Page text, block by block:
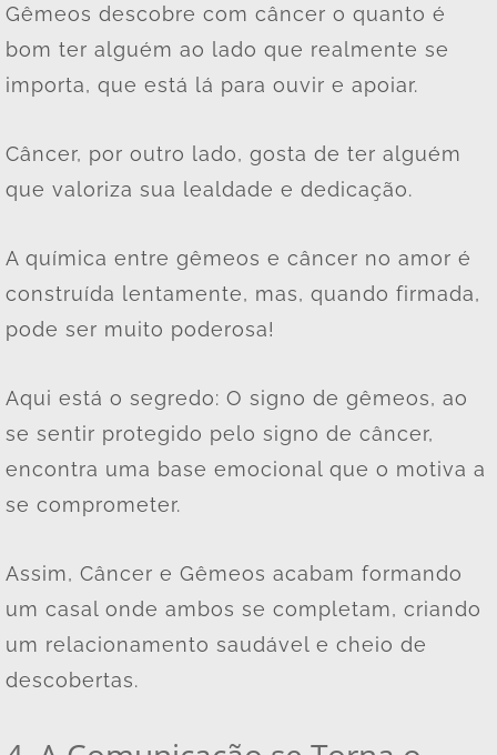
Gêmeos descobre com câncer o quanto é
bom ter alguém ao lado que realmente se
importa, que está lá para ouvir e apoiar.
Câncer, por outro lado, gosta de ter alguém
que valoriza sua lealdade e dedicação.
A química entre gêmeos e câncer no amor é
construída lentamente, mas, quando firmada,
pode ser muito poderosa!
Aqui está o segredo: O signo de gêmeos, ao
se sentir protegido pelo signo de câncer,
encontra uma base emocional que o motiva a
se comprometer.
Assim, Câncer e Gêmeos acabam formando
um casal onde ambos se completam, criando
um relacionamento saudável e cheio de
descobertas.